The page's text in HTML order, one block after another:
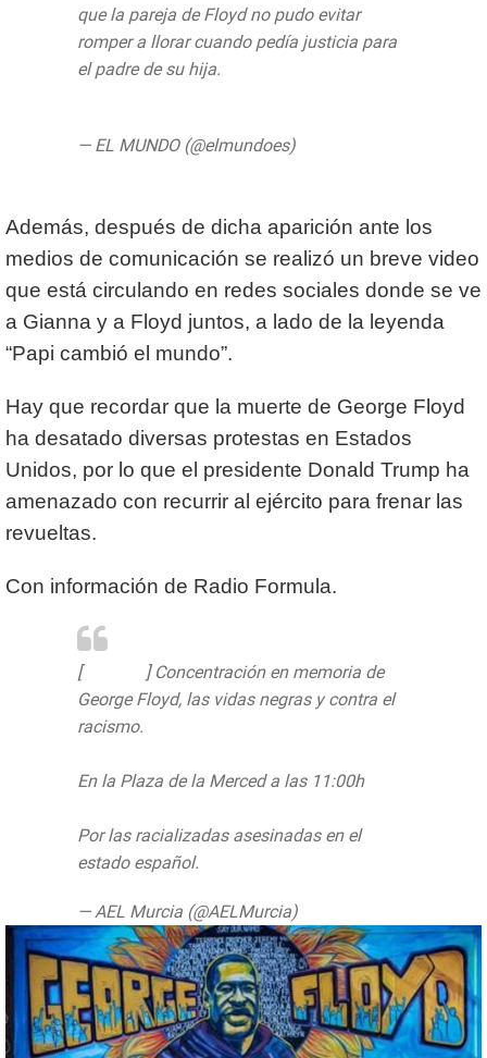
que la pareja de Floyd no pudo evitar
romper a llorar cuando pedía justicia para
el padre de su hija.
— EL MUNDO (@elmundoes)
Además, después de dicha aparición ante los
medios de comunicación se realizó un breve video
que está circulando en redes sociales donde se ve
a Gianna y a Floyd juntos, a lado de la leyenda
“Papi cambió el mundo”.
Hay que recordar que la muerte de George Floyd
ha desatado diversas protestas en Estados
Unidos, por lo que el presidente Donald Trump ha
amenazado con recurrir al ejército para frenar las
revueltas.
Con información de Radio Formula.
[#Murcia ] Concentración en memoria de
George Floyd, las vidas negras y contra el
racismo.
En la Plaza de la Merced a las 11:00h
Por las racializadas asesinadas en el
estado español.
— AEL Murcia (@AELMurcia)